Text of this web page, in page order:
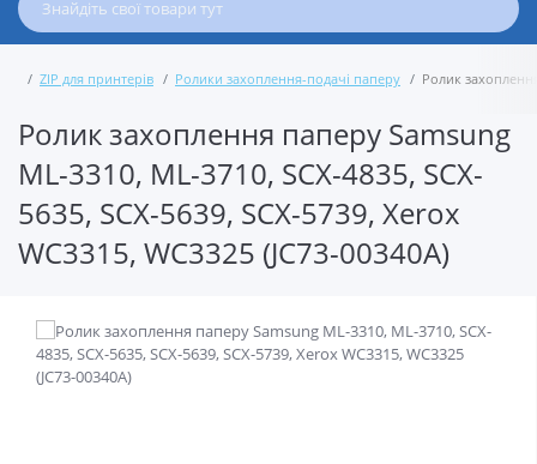
ZIP для принтерів Ролики захоплення-подачі паперу Ролик
Ролик захоплення паперу Samsung
ML-3310, ML-3710, SCX-4835, SCX-
5635, SCX-5639, SCX-5739, Xerox
WC3315, WC3325 (JC73-00340A)